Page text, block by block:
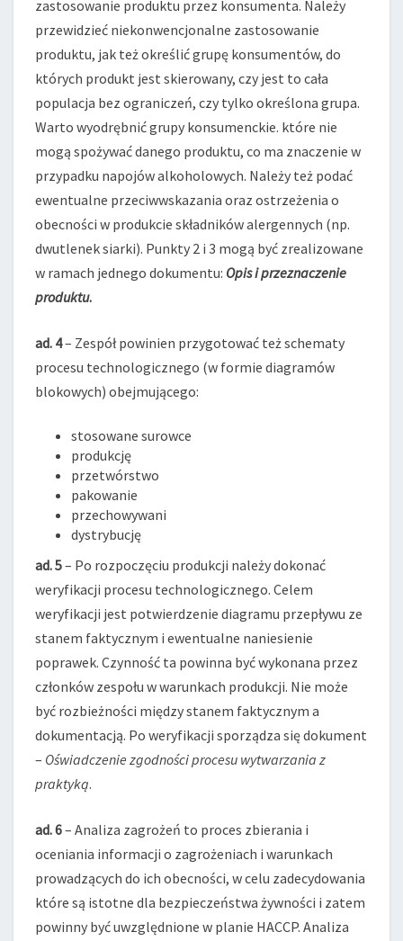
zastosowanie produktu przez konsumenta. Należy
przewidzieć niekonwencjonalne zastosowanie
produktu, jak też określić grupę konsumentów, do
których produkt jest skierowany, czy jest to cała
populacja bez ograniczeń, czy tylko określona grupa.
Warto wyodrębnić grupy konsumenckie. które nie
mogą spożywać danego produktu, co ma znaczenie w
przypadku napojów alkoholowych. Należy też podać
ewentualne przeciwwskazania oraz ostrzeżenia o
obecności w produkcie składników alergennych (np.
dwutlenek siarki). Punkty 2 i 3 mogą być zrealizowane
w ramach jednego dokumentu: Opis i przeznaczenie
produktu.
ad. 4– Zespół powinien przygotować też schematy
procesu technologicznego (w formie diagramów
blokowych) obejmującego:
stosowane surowce
produkcję
przetwórstwo
pakowanie
przechowywani
dystrybucję
ad. 5– Po rozpoczęciu produkcji należy dokonać
weryfikacji procesu technologicznego. Celem
weryfikacji jest potwierdzenie diagramu przepływu ze
stanem faktycznym i ewentualne naniesienie
poprawek. Czynność ta powinna być wykonana przez
członków zespołu w warunkach produkcji. Nie może
być rozbieżności między stanem faktycznym a
dokumentacją. Po weryfikacji sporządza się dokument
– Oświadczenie zgodności procesu wytwarzania z
praktyką.
ad. 6– Analiza zagrożeń to proces zbierania i
oceniania informacji o zagrożeniach i warunkach
prowadzących do ich obecności, w celu zadecydowania
które są istotne dla bezpieczeństwa żywności i zatem
powinny być uwzględnione w planie HACCP. Analiza